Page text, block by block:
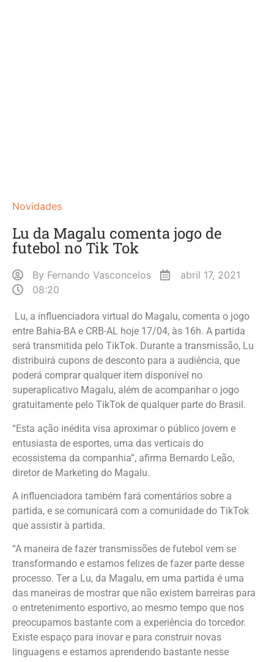
Novidades
Lu da Magalu comenta jogo de
futebol no Tik Tok
By Fernando Vasconcelos
abril 17, 2021
08:20
Lu, a influenciadora virtual do Magalu, comenta o jogo
entre Bahia-BA e CRB-AL hoje 17/04, às 16h. A partida
será transmitida pelo TikTok. Durante a transmissão, Lu
distribuirá cupons de desconto para a audiência, que
poderá comprar qualquer item disponível no
superaplicativo Magalu, além de acompanhar o jogo
gratuitamente pelo TikTok de qualquer parte do Brasil.
“Esta ação inédita visa aproximar o público jovem e
entusiasta de esportes, uma das verticais do
ecossistema da companhia”, afirma Bernardo Leão,
diretor de Marketing do Magalu.
A influenciadora também fará comentários sobre a
partida, e se comunicará com a comunidade do TikTok
que assistir à partida.
“A maneira de fazer transmissões de futebol vem se
transformando e estamos felizes de fazer parte desse
processo. Ter a Lu, da Magalu, em uma partida é uma
das maneiras de mostrar que não existem barreiras para
o entretenimento esportivo, ao mesmo tempo que nos
preocupamos bastante com a experiência do torcedor.
Existe espaço para inovar e para construir novas
linguagens e estamos aprendendo bastante nesse